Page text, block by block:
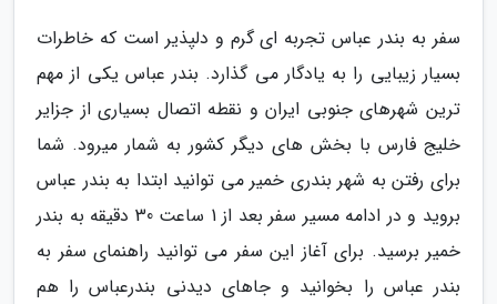
سفر به بندر عباس تجربه ای گرم و دلپذیر است که خاطرات
بسیار زیبایی را به یادگار می گذارد. بندر عباس یکی از مهم
ترین شهرهای جنوبی ایران و نقطه اتصال بسیاری از جزایر
خلیج فارس با بخش های دیگر کشور به شمار میرود. شما
برای رفتن به شهر بندری خمیر می توانید ابتدا به بندر عباس
بروید و در ادامه مسیر سفر بعد از 1 ساعت 30 دقیقه به بندر
خمیر برسید. برای آغاز این سفر می توانید راهنمای سفر به
بندر عباس را بخوانید و جاهای دیدنی بندرعباس را هم